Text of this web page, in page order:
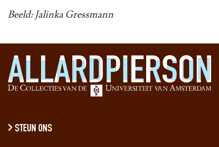
Beeld: Jalinka Gressmann
STEUN ONS